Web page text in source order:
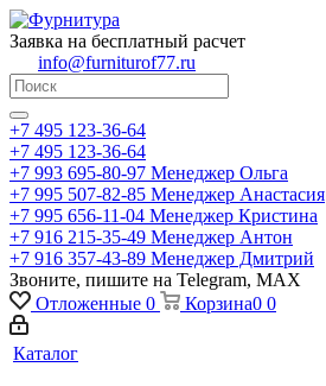
Заявка на бесплатный расчет
info@furniturof77.ru
+7 495 123-36-64
+7 495 123-36-64
+7 993 695-80-97 Менеджер Ольга
+7 995 507-82-85 Менеджер Анастасия
+7 995 656-11-04 Менеджер Кристина
+7 916 215-35-49 Менеджер Антон
+7 916 357-43-89 Менеджер Дмитрий
Звоните, пишите на Telegram, MAX
Отложенные 0 Корзина0 0
Каталог